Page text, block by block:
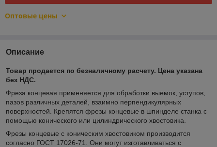
Оптовые цены
Описание
Товар продается по безналичному расчету. Цена указана
без НДС.
Фреза концевая применяется для обработки выемок, уступов,
пазов различных деталей, взаимно перпендикулярных
поверхностей. Крепятся фрезы концевые в шпинделе станка с
помощью конического или цилиндрического хвостовика.
Фрезы концевые с коническим хвостовиком производится
согласно ГОСТ 17026-71. Они могут изготавливаться с